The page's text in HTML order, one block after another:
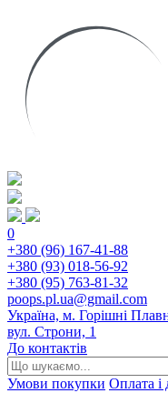
0
+380 (96) 167-41-88
+380 (93) 018-56-92
+380 (95) 763-81-32
poops.pl.ua@gmail.com
Україна, м. Горішні
вул. Строни, 1
До контактів
Умови покупки Оплата і